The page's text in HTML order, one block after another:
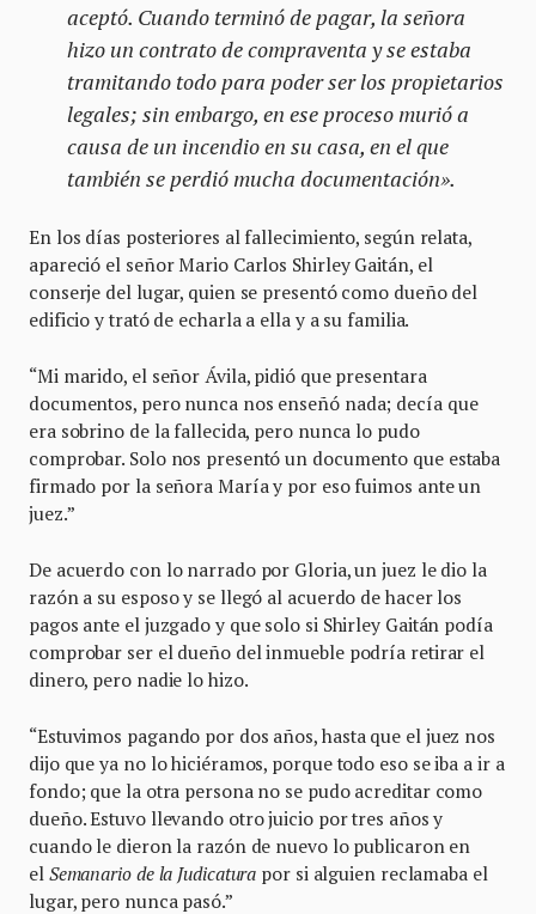
aceptó. Cuando terminó de pagar, la señora
hizo un contrato de compraventa y se estaba
tramitando todo para poder ser los propietarios
legales; sin embargo, en ese proceso murió a
causa de un incendio en su casa, en el que
también se perdió mucha documentación».
En los días posteriores al fallecimiento, según relata,
apareció el señor Mario Carlos Shirley Gaitán, el
conserje del lugar, quien se presentó como dueño del
edificio y trató de echarla a ella y a su familia.
“Mi marido, el señor Ávila, pidió que presentara
documentos, pero nunca nos enseñó nada; decía que
era sobrino de la fallecida, pero nunca lo pudo
comprobar. Solo nos presentó un documento que estaba
firmado por la señora María y por eso fuimos ante un
juez.”
De acuerdo con lo narrado por Gloria, un juez le dio la
razón a su esposo y se llegó al acuerdo de hacer los
pagos ante el juzgado y que solo si Shirley Gaitán podía
comprobar ser el dueño del inmueble podría retirar el
dinero, pero nadie lo hizo.
“Estuvimos pagando por dos años, hasta que el juez nos
dijo que ya no lo hiciéramos, porque todo eso se iba a ir a
fondo; que la otra persona no se pudo acreditar como
dueño. Estuvo llevando otro juicio por tres años y
cuando le dieron la razón de nuevo lo publicaron en
el Semanario de la Judicatura por si alguien reclamaba el
lugar, pero nunca pasó.”